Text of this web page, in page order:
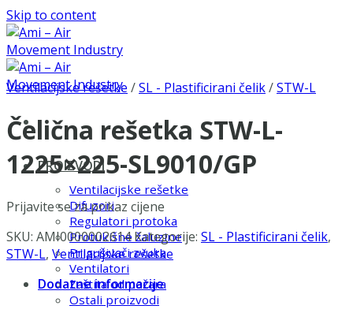
Skip to content
PROIZVODI
Ventilacijske rešetke
Difuzori
Regulatori protoka
Protukišne žaluzine
Prigušivači zvuka
Ventilatori
Zaštita od požara
Ostali proizvodi
Ventilacijske rešetke /SL - Plastificirani čelik/STW-L
Čelična rešetka STW-L-
1225×225-SL9010/GP
Prijavite se za prikaz cijene
SKU: AMI0000002614 Kategorije: SL - Plastificirani čelik,
STW-L, Ventilacijske rešetke
Dodatne informacije